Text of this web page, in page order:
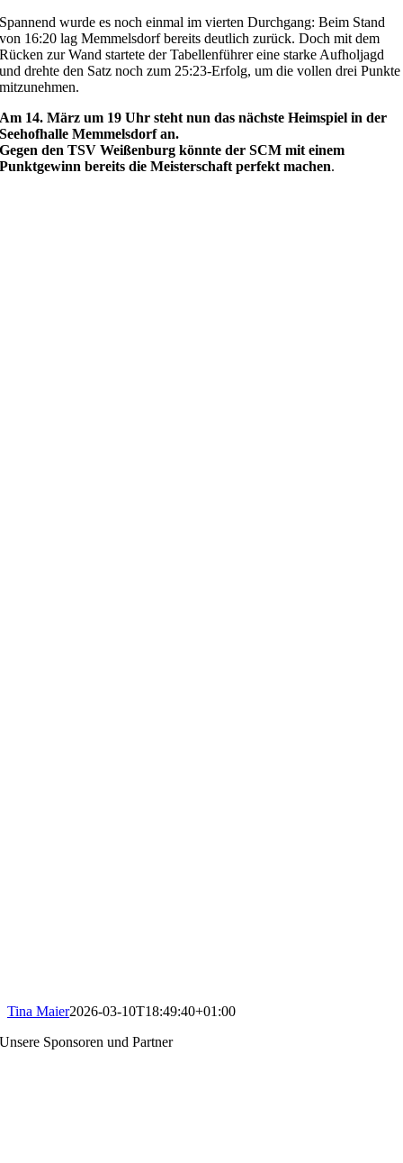
Spannend wurde es noch einmal im vierten Durchgang: Beim Stand
von 16:20 lag Memmelsdorf bereits deutlich zurück. Doch mit dem
Rücken zur Wand startete der Tabellenführer eine starke Aufholjagd
und drehte den Satz noch zum 25:23-Erfolg, um die vollen drei Punkte
mitzunehmen.
Am 14. März um 19 Uhr steht nun das nächste Heimspiel in der
Seehofhalle Memmelsdorf an.
Gegen den TSV Weißenburg könnte der SCM mit einem
Punktgewinn bereits die Meisterschaft perfekt machen.
Tina Maier2026-03-10T18:49:40+01:00
Unsere Sponsoren und Partner